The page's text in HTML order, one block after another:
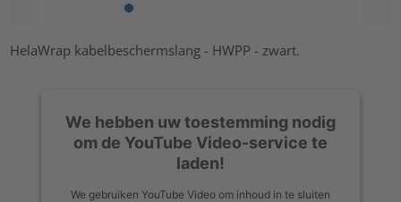
HelaWrap kabelbeschermslang - HWPP - zwart.
We hebben uw toestemming nodig
om de YouTube Video-service te
laden!
We gebruiken YouTube Video om inhoud in te sluiten